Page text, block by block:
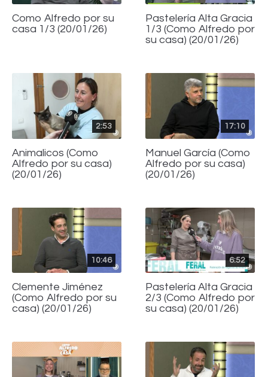
Como Alfredo por su
casa 1/3 (20/01/26)
Pastelería Alta Gracia
1/3 (Como Alfredo por
su casa) (20/01/26)
2:53
Animalicos (Como
Alfredo por su casa)
(20/01/26)
17:10
Manuel García (Como
Alfredo por su casa)
(20/01/26)
10:46
Clemente Jiménez
(Como Alfredo por su
casa) (20/01/26)
6:52
Pastelería Alta Gracia
2/3 (Como Alfredo por
su casa) (20/01/26)